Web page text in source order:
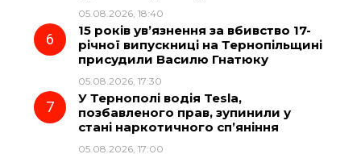
05.08.2026, 18:40
15 років ув’язнення за вбивство 17-
річної випускниці на Тернопільщині
присудили Василю Гнатюку
05.08.2026, 17:30
У Тернополі водія Tesla,
позбавленого прав, зупинили у
стані наркотичного сп’яніння
05.08.2026, 17:00